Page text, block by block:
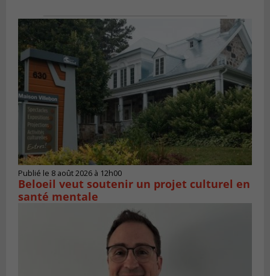
Publié le 8 août 2026 à 12h00
Beloeil veut soutenir un projet culturel en
santé mentale